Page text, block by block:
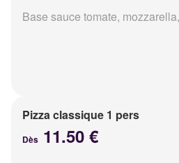
Base sauce tomate,
Pizza classique 1 pers
Dès 11.50 €